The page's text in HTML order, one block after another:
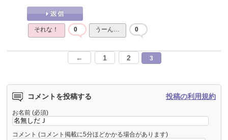
それな！ 0 うーん… 0
← 1 2 3
コメントを投稿する 投稿の利用規約
お名前 (必須)
コメント (コメント掲載に5分ほどかかる場合があります)